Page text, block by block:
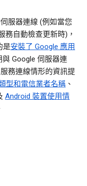
服器連線 (例如當您
務自動檢查更新時)，
是安裝了 Google 應用
與 Google 伺服器連
務連線情形的資訊提
型和電信業者名稱 、
Android 裝置使用情